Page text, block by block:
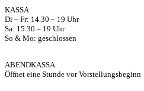
KASSA
Di – Fr: 14.30 – 19 Uhr
Sa: 15.30 – 19 Uhr
So & Mo: geschlossen
ABENDKASSA
Öffnet eine Stunde vor Vorstellungsbeginn